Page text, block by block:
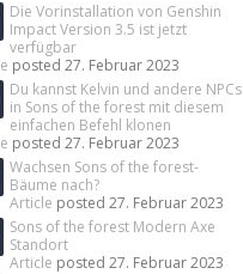
Die Vorinstallation von Genshin
Impact Version 3.5 ist jetzt
verfügbar
posted27. Februar 2023
Du kannst Kelvin und andere NPCs
in Sons of the forest mit diesem
einfachen Befehl klonen
posted27. Februar 2023
Wachsen Sons of the forest-
Bäume nach?
Article posted27. Februar 2023
Sons of the forest Modern Axe
Standort
Article posted27. Februar 2023